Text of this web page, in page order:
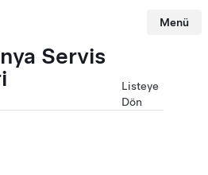
Menü
Servis
Listeye
Dön